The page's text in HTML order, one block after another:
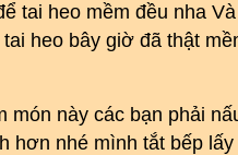
tai heo mềm đều nha
heo bây giờ đã thật
món này các bạn phải
hơn nhé mình tắt bếp